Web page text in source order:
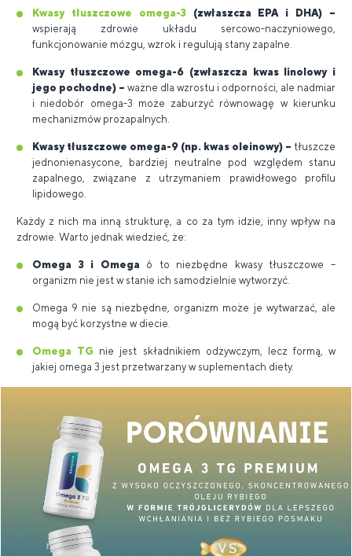
Kwasy tłuszczowe omega-3(zwłaszcza EPA i DHA) –
wspierają zdrowie układu sercowo-naczyniowego,
funkcjonowanie mózgu, wzrok i regulują stany zapalne.
Kwasy tłuszczowe omega-6 (zwłaszcza kwas linolowy i
jego pochodne) – ważne dla wzrostu i odporności, ale nadmiar
i niedobór omega-3 może zaburzyć równowagę w kierunku
mechanizmów prozapalnych.
Kwasy tłuszczowe omega-9 (np. kwas oleinowy) – tłuszcze
jednonienasycone, bardziej neutralne pod względem stanu
zapalnego, związane z utrzymaniem prawidłowego profilu
lipidowego.
Każdy z nich ma inną strukturę, a co za tym idzie, inny wpływ na
zdrowie. Warto jednak wiedzieć, że:
Omega 3 i Omega 6 to niezbędne kwasy tłuszczowe –
organizm nie jest w stanie ich samodzielnie wytworzyć.
Omega 9 nie są niezbędne, organizm może je wytwarzać, ale
mogą być korzystne w diecie.
Omega TG nie jest składnikiem odżywczym, lecz formą, w
jakiej omega 3 jest przetwarzany w suplementach diety.